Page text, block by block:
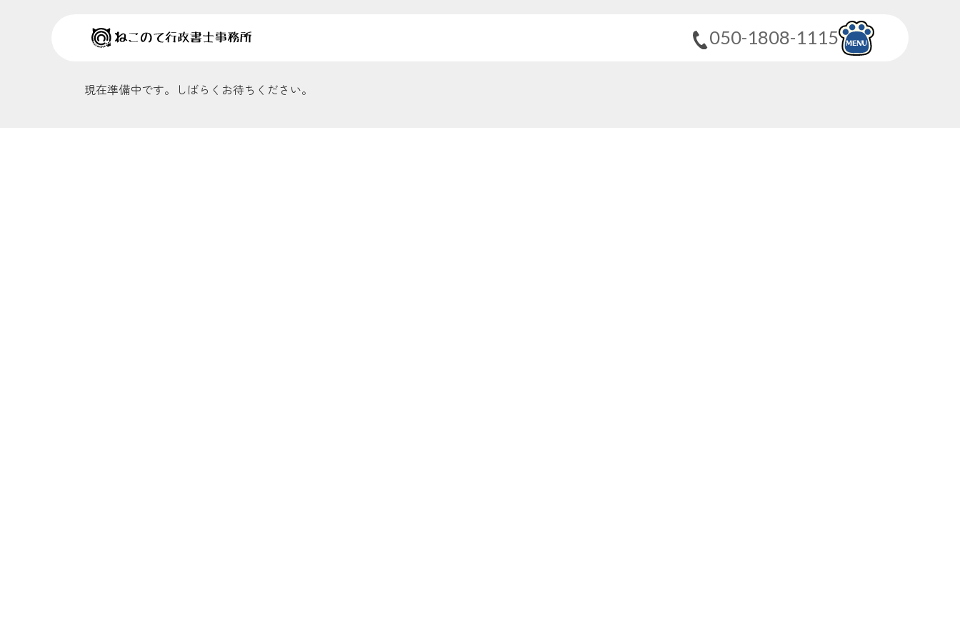
050-1808-1115
現在準備中です。しばらくお待ちください。